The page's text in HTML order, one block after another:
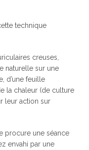
technique
creuses,
naturelle sur une
d’une feuille
la chaleur (de culture
leur action sur
procure une séance
envahi par une